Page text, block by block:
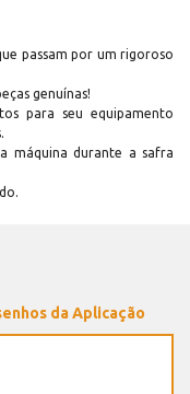
passam por um rigoroso
genuínas!
para seu equipamento
máquina durante a safra
da Aplicação